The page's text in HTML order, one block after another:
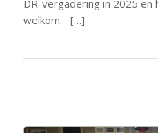
DR-vergadering in 2025 en
welkom. […]